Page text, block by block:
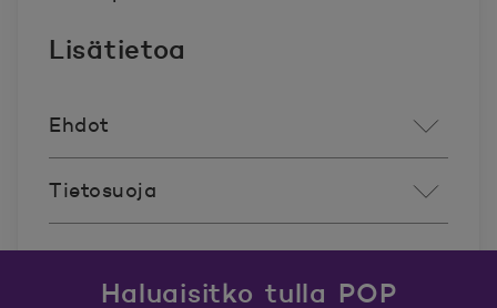
Lisätietoa
Ehdot
Tietosuoja
Haluaisitko tulla POP